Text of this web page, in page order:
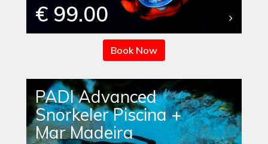
€ 99.00
Book Now
PADI Advanced
Snorkeler Piscina +
Mar Madeira